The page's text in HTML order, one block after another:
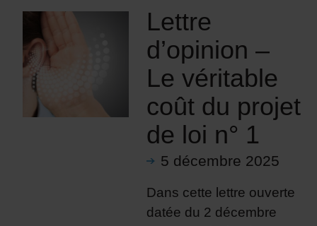
Lettre
d’opinion –
Le véritable
coût du projet
de loi n° 1
5 décembre 2025
Dans cette lettre ouverte
datée du 2 décembre